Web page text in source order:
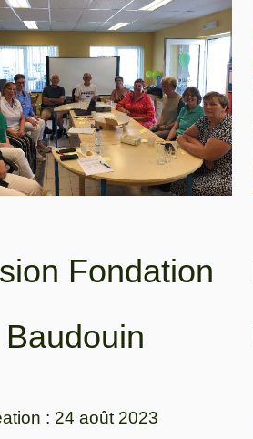
Fondation
: 24 août 2023